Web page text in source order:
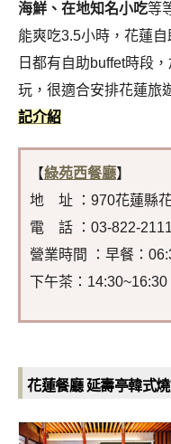
海鮮、在地知名小吃等
能爽吃3.5小時，花蓮自
日都有自助buffet時段
玩，很適合安排花蓮旅
記介紹
【綠苑西餐廳】
地 址 ：970花蓮縣
電 話 ：03-822-2111
營業時間 ：早餐：
下午茶：
花蓮餐廳 延壽亭韓式